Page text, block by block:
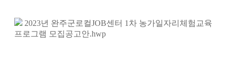
2023년 완주군로컬JOB센터 1차 농가일자리체험교육
프로그램 모집공고안.hwp